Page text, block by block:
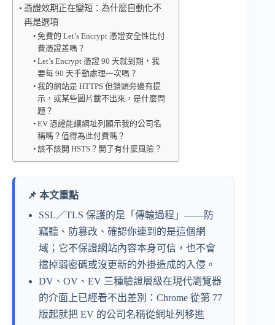
憑證效期正在變短：為什麼自動化不
再是選項
免費的 Let’s Encrypt 憑證安全性比付
費憑證差嗎？
Let’s Encrypt 憑證 90 天就到期，我
要每 90 天手動處理一次嗎？
我的網站是 HTTPS 但鎖頭旁邊有提
示，或某些圖片載不出來，是什麼問
題？
EV 憑證能讓網址列顯示我的公司名
稱嗎？值得為此付費嗎？
該不該開 HSTS？開了有什麼風險？
📌 本文重點
SSL／TLS 保護的是「傳輸過程」——防
竊聽、防篡改、確認你連到的是這個網
域；它不保證網站內容本身可信，也不會
擋掉弱密碼或沒更新的外掛造成的入侵。
DV、OV、EV 三種驗證層級在現代瀏覽器
的介面上已經看不出差別：Chrome 從第 77
版起就把 EV 的公司名稱從網址列移進